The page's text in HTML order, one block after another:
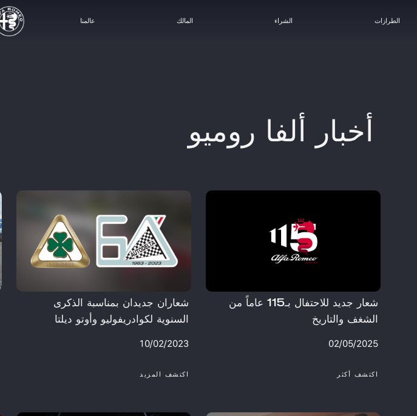
الطرازات الشراء المالك عالمنا
أخبار ألفا روميو
شعار جديد للاحتفال بـ115 عاماً من
الشغف والتاريخ
02/05/2025
اكتشف أكثر
شعاران جديدان بمناسبة الذكرى
السنوية لكوادريفوليو وأوتو ديلتا
10/02/2023
اكتشف المزيد